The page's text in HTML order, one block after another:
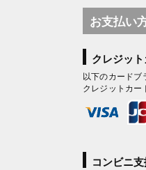
お支払い
クレジッ
以下のカードブ
クレジットカー
コンビニ